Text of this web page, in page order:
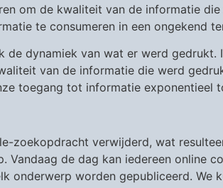
om de kwaliteit van de informatie
te consumeren in een ongekend
de dynamiek van wat er werd
van de informatie die werd
toegang tot informatie exponentieel
zoekopdracht verwijderd, wat
Vandaag de dag kan iedereen online
onderwerp worden gepubliceerd.